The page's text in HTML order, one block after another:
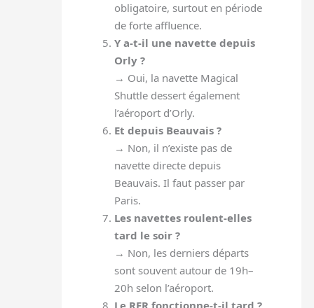
obligatoire, surtout en période
de forte affluence.
Y a-t-il une navette depuis
Orly ?
→ Oui, la navette Magical
Shuttle dessert également
l’aéroport d’Orly.
Et depuis Beauvais ?
→ Non, il n’existe pas de
navette directe depuis
Beauvais. Il faut passer par
Paris.
Les navettes roulent-elles
tard le soir ?
→ Non, les derniers départs
sont souvent autour de 19h–
20h selon l’aéroport.